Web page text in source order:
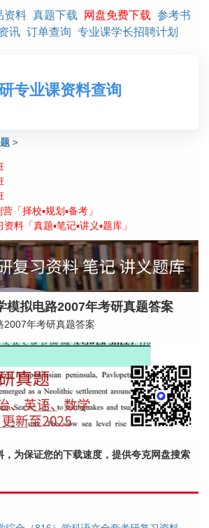
资料 真题下载 网盘免费下载 参考书
讯 订单查询 专业课学长招聘计划
专业课资料查询
>
2007年考研真题答案
「择校▪规划▪备考」
料「真题▪笔记▪讲义▪题库」
模拟电路2007年考研真题答案
2007年考研真题答案
，为保证您的下载速度，提供夸克网盘搜索